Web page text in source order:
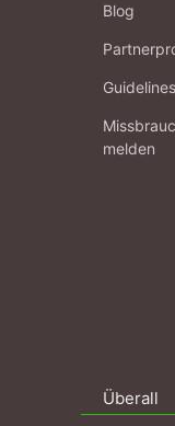
Blog
Guidelines
melden
Überall